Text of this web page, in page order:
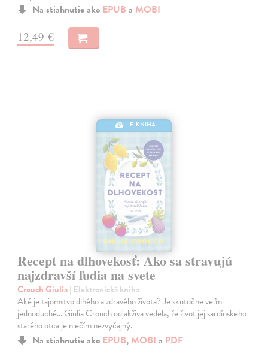
Na stiahnutie ako EPUB a MOBI
12,49 €
E-KNIHA
Recept na dlhovekosť: Ako sa stravujú
najzdravší ľudia na svete
Crouch Giulia| Elektronická kniha
Aké je tajomstvo dlhého a zdravého života? Je skutočne veľmi
jednoduché... Giulia Crouch odjakživa vedela, že život jej sardínskeho
starého otca je niečím nezvyčajný.
Na stiahnutie ako EPUB, MOBI a PDF